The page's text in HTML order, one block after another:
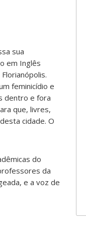
sua
em Inglês
feminicídio e
dentro e fora
que, livres,
cidade. O
do
da
e a voz de